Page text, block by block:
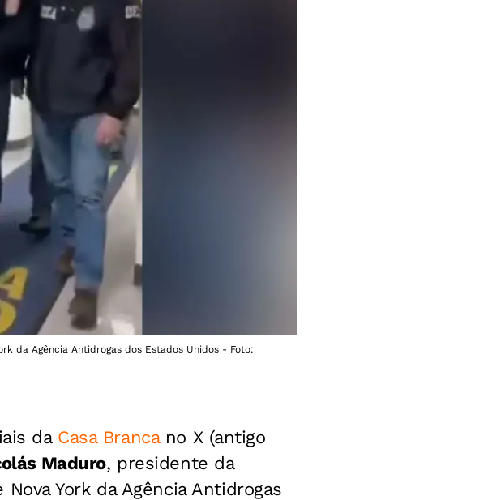
da Agência Antidrogas dos Estados Unidos - Foto:
da Casa Brancano X (antigo
Maduro, presidente da
York da Agência Antidrogas